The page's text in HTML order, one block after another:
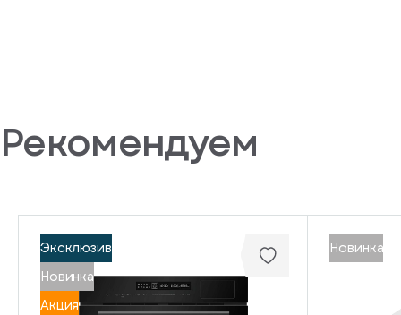
Рекомендуем
Эксклюзив
Новинка
Акция
Новинка